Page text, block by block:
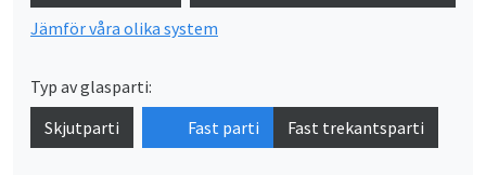
Jämför våra olika system
Typ av glasparti:
Skjutparti
Fast parti Fast trekantsparti